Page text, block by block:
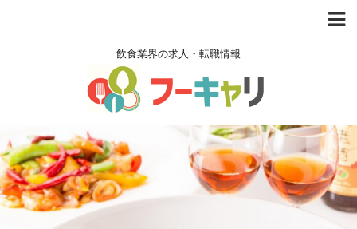
飲食業界の求人・転職情報